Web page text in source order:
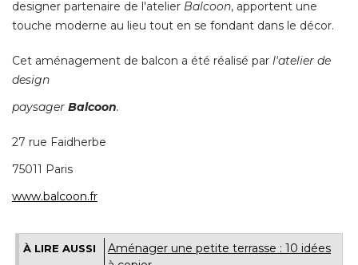
designer partenaire de l'atelier Balcoon, apportent une
touche moderne au lieu tout en se fondant dans le décor.
Cet aménagement de balcon a été réalisé par l'atelier de
design
paysager Balcoon.
27 rue Faidherbe
75011 Paris
www.balcoon.fr
À LIRE AUSSI
Aménager une petite terrasse : 10 idées